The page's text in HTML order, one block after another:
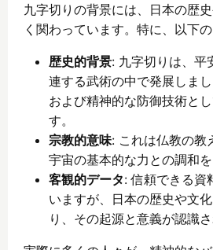
九字切りの背景には、日本の歴
く関わっています。特に、以下
歴史的背景: 九字切りは、平
連する武術の中で発展しま
および精神的な防御技術と
す。
宗教的意味: これは仏教の教
宇宙の基本的な力との調和を
客観的データ: 信頼できる資
いますが、日本の歴史や文
り、その起源と意義が認識さ